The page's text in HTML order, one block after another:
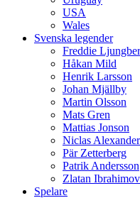
USA
Wales
Svenska legender
Freddie
Håkan Mild
Henrik Larsson
Johan Mjällby
Martin Olsson
Mats Gren
Mattias Jonson
Niclas
Pär Zetterberg
Patrik Andersson
Zlatan
Spelare